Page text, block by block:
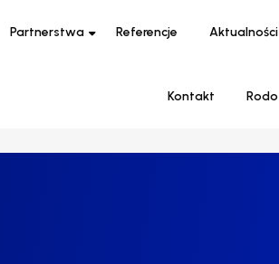
Partnerstwa Referencje Aktualności
Kontakt Rodo